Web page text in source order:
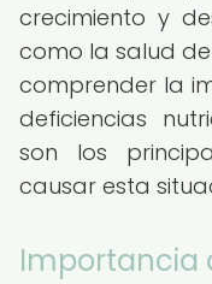
crecimiento y
como la salud de
comprender la
deficiencias
son los
causar esta
Importancia